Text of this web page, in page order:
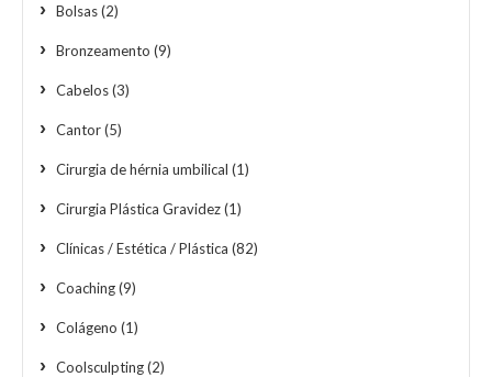
Bolsas(2)
Bronzeamento (9)
Cabelos(3)
Cantor(5)
Cirurgia de hérnia umbilical (1)
Cirurgia Plástica Gravidez(1)
Clínicas / Estética / Plástica (82)
Coaching(9)
Colágeno (1)
Coolsculpting(2)